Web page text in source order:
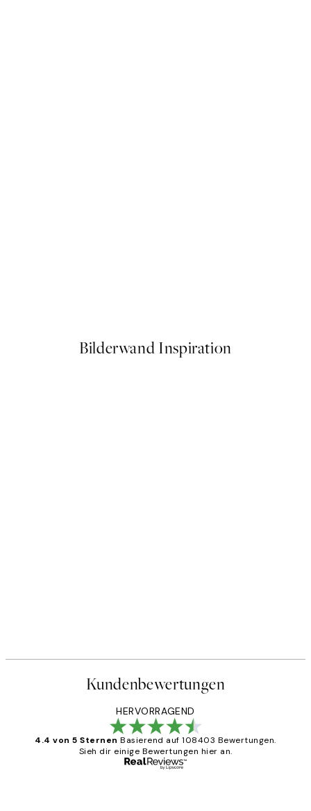
Bilderwand Inspiration
Kundenbewertungen
HERVORRAGEND
4.4 von 5 Sternen Basierend auf 108403 Bewertungen.
Sieh dir einige Bewertungen hier an.